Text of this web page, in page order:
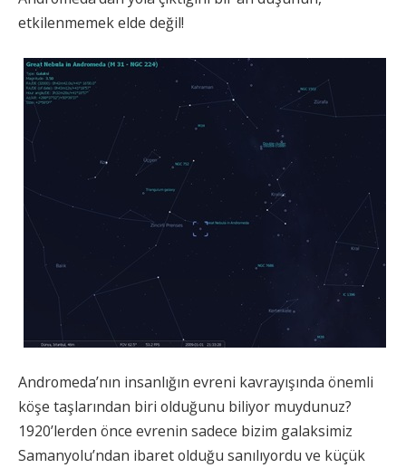
etkilenmemek elde değil!
Andromeda’nın insanlığın evreni kavrayışında önemli
köşe taşlarından biri olduğunu biliyor muydunuz?
1920’lerden önce evrenin sadece bizim galaksimiz
Samanyolu’ndan ibaret olduğu sanılıyordu ve küçük